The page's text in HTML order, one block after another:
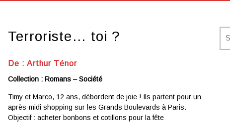
Terroriste… toi ?
De : Arthur Ténor
Collection : Romans – Société
Timy et Marco, 12 ans, débordent de joie ! Ils partent pour un
après-midi shopping sur les Grands Boulevards à Paris.
Objectif : acheter bonbons et cotillons pour la fête